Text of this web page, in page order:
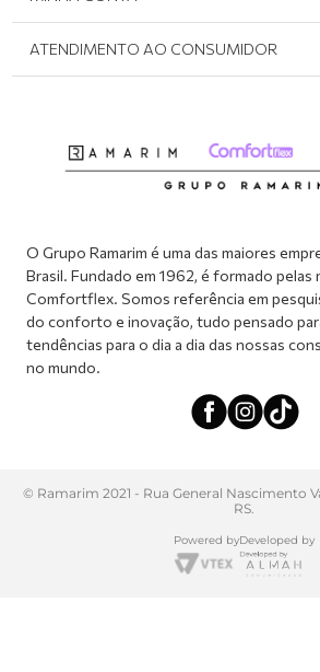
Políticas de Privacidade
Meus pedidos
ATENDIMENTO AO CONSUMIDOR
Atendimento via WhatsApp: (51) 2160-
O Grupo Ramarim é uma das maiores
Brasil. Fundado em 1962, é formado pelas
Comfortflex. Somos referência em
do conforto e inovação, tudo pensado
tendências para o dia a dia das nossas
no mundo.
© Ramarim 2021 - Rua General Nascimento
RS.
Powered byDeveloped by